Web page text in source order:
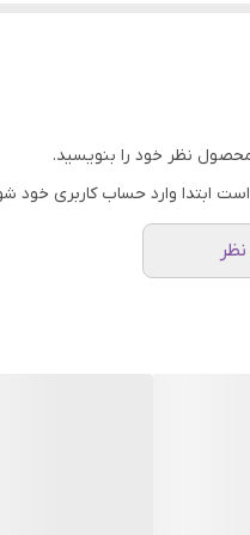
نظر خود را بنویسید.
است ابتدا وارد حساب کاربری خود